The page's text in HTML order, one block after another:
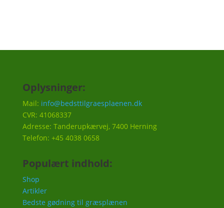
Oplysninger:
Mail: info@bedsttilgraesplaenen.dk
CVR: 41068337
Adresse: Tanderupkærvej, 7400 Herning
Telefon: +45 4038 0658
Populært indhold:
Shop
Artikler
Bedste gødning til græsplænen